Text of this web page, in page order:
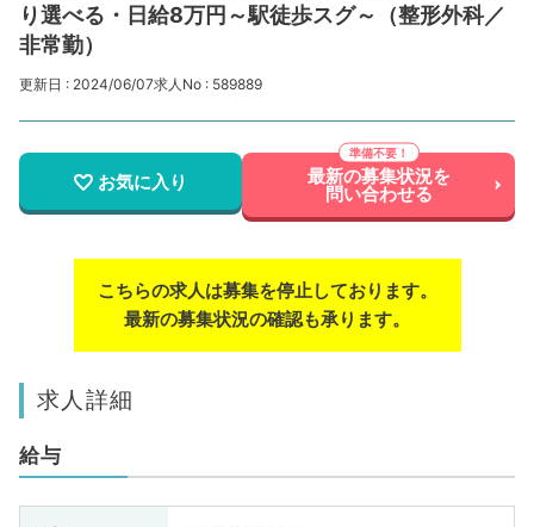
り選べる・日給8万円～駅徒歩スグ～（整形外科／
非常勤）
更新日 : 2024/06/07求人No : 589889
お気に入り 最新の募集状況を
問い合わせる
こちらの求人は募集を停止しております。
最新の募集状況の確認も承ります。
求人詳細
給与